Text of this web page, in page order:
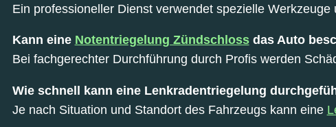
Ein professioneller Dienst verwendet spezielle
Kann eine Notentriegelung Zündschlossdas Auto
Bei fachgerechter Durchführung durch Profis werden
Wie schnell kann eine Lenkradentriegelung
Je nach Situation und Standort des Fahrzeugs kann eine